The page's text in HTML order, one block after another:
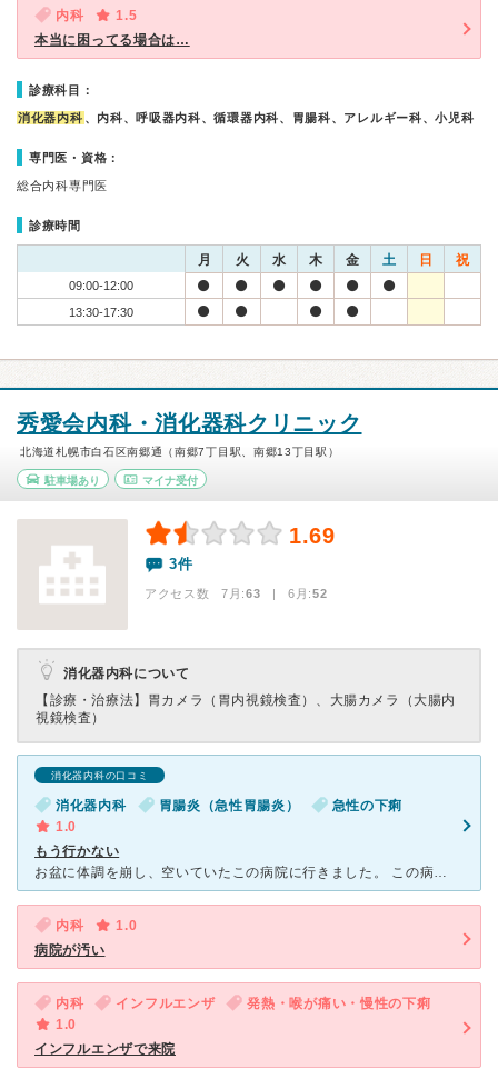
内科
1.5
本当に困ってる場合は…
診療科目：
消化器内科 、内科、呼吸器内科、循環器内科、胃腸科、アレルギー科、小児科
専門医・資格：
総合内科専門医
診療時間
月 火 水 木 金 土 日 祝
09:00-12:00
13:30-17:30
秀愛会内科・消化器科クリニック
北海道札幌市白石区南郷通（南郷7丁目駅、南郷13丁目駅）
駐車場あり マイナ受付
1.69
3件
アクセス数 7月:63 | 6月:52
消化器内科について
【診療・治療法】 胃カメラ（胃内視鏡検査）、大腸カメラ（大腸内
視鏡検査）
消化器内科の口コミ
消化器内科 胃腸炎（急性胃腸炎）
急性の下痢
1.0
もう行かない
お盆に体調を崩し、空いていたこの病院に行きました。 この病院は、今まで行った中でびっくりすることばかりでした。 まず受付のカウンターが書類の山積みで狭い。 受付の人が後ろのカルテやらなにやらで埋
内科
1.0
病院が汚い
内科 インフルエンザ
発熱・喉が痛い・慢性の下痢
1.0
インフルエンザで来院